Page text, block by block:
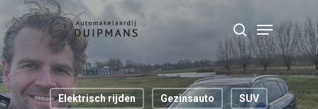
to
main
content
search
Menu
Elektrisch rijden Gezinsauto SUV
Close
Menu